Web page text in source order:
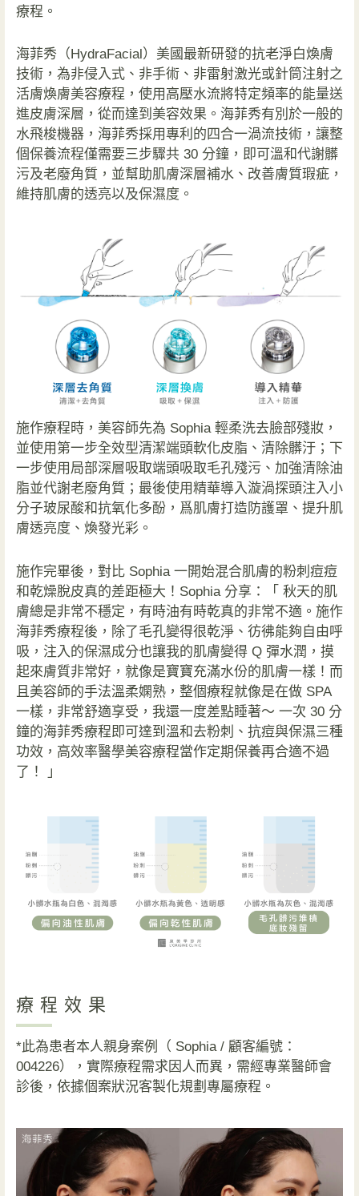
療程。
海菲秀（HydraFacial）美國最新研發的抗老淨白煥膚
技術，為非侵入式、非手術、非雷射激光或針筒注射之
活膚煥膚美容療程，使用高壓水流將特定頻率的能量送
進皮膚深層，從而達到美容效果。海菲秀有別於一般的
水飛梭機器，海菲秀採用專利的四合一渦流技術，讓整
個保養流程僅需要三步驟共 30 分鐘，即可溫和代謝髒
污及老廢角質，並幫助肌膚深層補水、改善膚質瑕疵，
維持肌膚的透亮以及保濕度。
施作療程時，美容師先為 Sophia 輕柔洗去臉部殘妝，
並使用第一步全效型清潔端頭軟化皮脂、清除髒汙；下
一步使用局部深層吸取端頭吸取毛孔殘污、加強清除油
脂並代謝老廢角質；最後使用精華導入漩渦探頭注入小
分子玻尿酸和抗氧化多酚，爲肌膚打造防護罩、提升肌
膚透亮度、煥發光彩。
施作完畢後，對比 Sophia 一開始混合肌膚的粉刺痘痘
和乾燥脫皮真的差距極大！Sophia 分享：「 秋天的肌
膚總是非常不穩定，有時油有時乾真的非常不適。施作
海菲秀療程後，除了毛孔變得很乾淨、彷彿能夠自由呼
吸，注入的保濕成分也讓我的肌膚變得 Q 彈水潤，摸
起來膚質非常好，就像是寶寶充滿水份的肌膚一樣！而
且美容師的手法溫柔嫻熟，整個療程就像是在做 SPA
一樣，非常舒適享受，我還一度差點睡著～ ⼀次 30 分
鐘的海菲秀療程即可達到溫和去粉刺、抗痘與保濕三種
功效，⾼效率醫學美容療程當作定期保養再合適不過
了！ 」
療程效果
*此為患者本人親身案例（ Sophia / 顧客編號：
004226），實際療程需求因人而異，需經專業醫師會
診後，依據個案狀況客製化規劃專屬療程。